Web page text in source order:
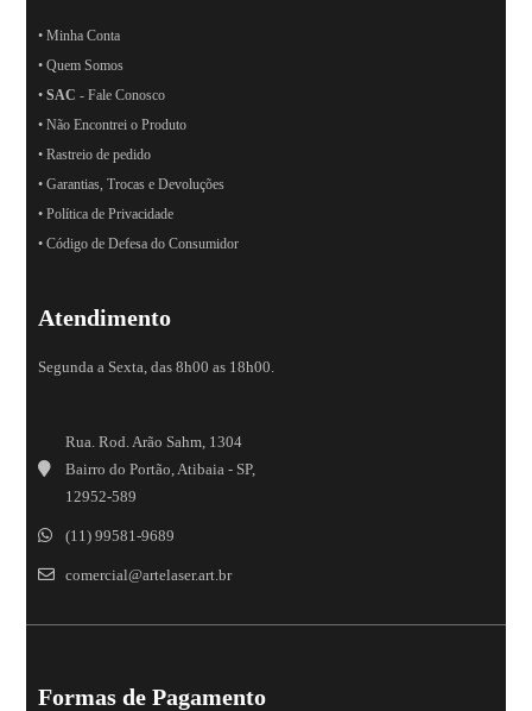
• Minha Conta
• Quem Somos
•SAC - Fale Conosco
• Não Encontrei o Produto
• Rastreio de pedido
• Garantias, Trocas e Devoluções
• Política de Privacidade
• Código de Defesa do Consumidor
Atendimento
Segunda a Sexta, das 8h00 as 18h00.
Rua. Rod. Arão Sahm, 1304
Bairro do Portão, Atibaia - SP,
12952-589
(11) 99581-9689
comercial@artelaser.art.br
Formas de Pagamento